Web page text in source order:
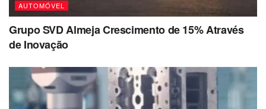
AUTOMÓVEL
Grupo SVD Almeja Crescimento de 15% Através
de Inovação